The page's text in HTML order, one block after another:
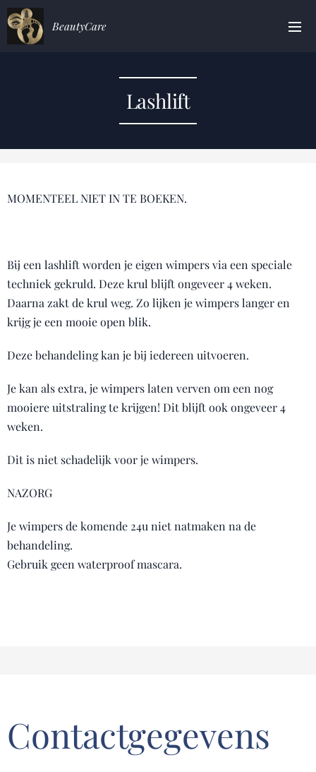
BeautyCare
Lashlift
MOMENTEEL NIET IN TE BOEKEN.
Bij een lashlift worden je eigen wimpers via een speciale
techniek gekruld. Deze krul blijft ongeveer 4 weken.
Daarna zakt de krul weg. Zo lijken je wimpers langer en
krijg je een mooie open blik.
Deze behandeling kan je bij iedereen uitvoeren.
Je kan als extra, je wimpers laten verven om een nog
mooiere uitstraling te krijgen! Dit blijft ook ongeveer 4
weken.
Dit is niet schadelijk voor je wimpers.
NAZORG
Je wimpers de komende 24u niet natmaken na de
behandeling.
Gebruik geen waterproof mascara.
Contactgegevens